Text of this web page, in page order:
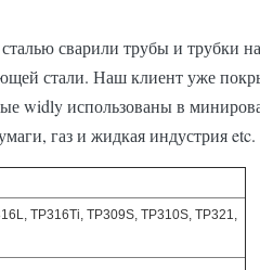
сварили трубы и трубки
стали. Наш клиент уже
widly использованы в
газ и жидкая индустрия etc.
TP316Ti, TP309S, TP310S, TP321,